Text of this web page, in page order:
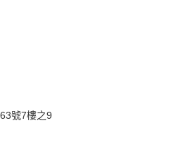
號7樓之9